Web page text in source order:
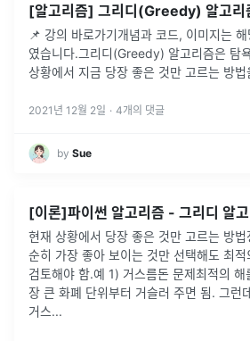
[알고리즘] 그리디(Greedy) 알고리
📌 강의 바로가기개념과 코드, 이미지는
였습니다.그리디(Greedy) 알고리즘은 탐
상황에서 지금 당장 좋은 것만 고르는 방
수 있는...
2021년 12월 2일 · 4개의 댓글
by Sue
[이론]파이썬 알고리즘 - 그리디 알
현재 상황에서 당장 좋은 것만 고르는 방
순히 가장 좋아 보이는 것만 선택해도 최
검토해야 함.예 1) 거스름돈 문제최적의
장 큰 화폐 단위부터 거슬러 주면 됨. 그런
거스...